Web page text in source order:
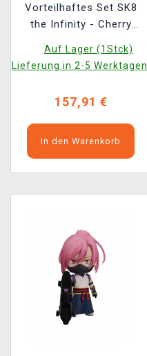
Vorteilhaftes Set SK8
the Infinity - Cherry
(Nendoroid)
Auf Lager (1Stck)
Lieferung in 2-5 Werktagen.
157,91 €
In den Warenkorb